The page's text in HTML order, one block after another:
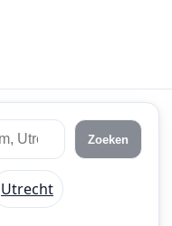
Zoeken
Utrecht